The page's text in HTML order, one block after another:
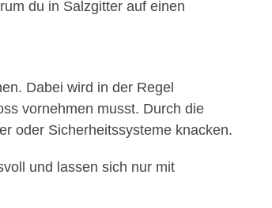
du in Salzgitter auf einen
Dabei wird in der Regel
vornehmen musst. Durch die
oder Sicherheitssysteme knacken.
und lassen sich nur mit